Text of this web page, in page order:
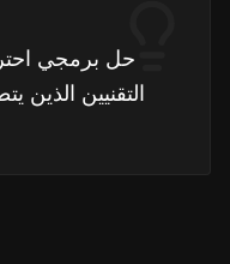
حل برمجي
التقنيين